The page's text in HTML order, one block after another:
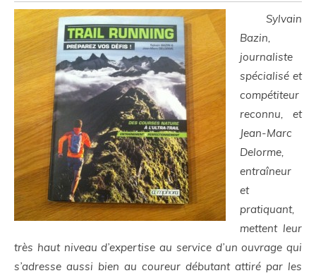
Sylvain
Bazin,
journaliste
spécialisé et
compétiteur
reconnu, et
Jean-Marc
Delorme,
entraîneur
et
pratiquant,
mettent leur
très haut niveau d’expertise au service d’un ouvrage qui
s’adresse aussi bien au coureur débutant attiré par les